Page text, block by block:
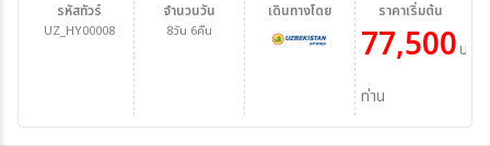
รหัสทัวร์
UZ_HY00008
จำนวนวัน
8วัน 6คืน
ราคาเริ่มต้น
77,500บาท/
ท่าน
เดินทางโดย